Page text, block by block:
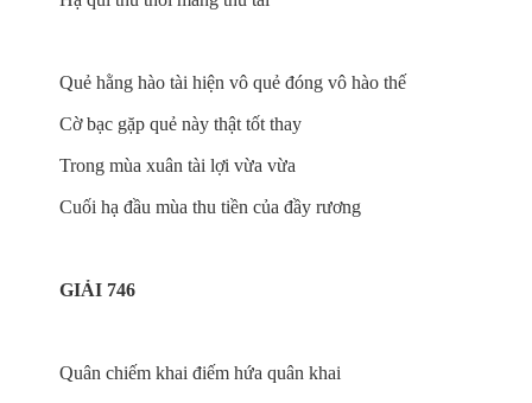
Quẻ hằng hào tài hiện vô quẻ đóng vô hào thế
Cờ bạc gặp quẻ này thật tốt thay
Trong mùa xuân tài lợi vừa vừa
Cuối hạ đầu mùa thu tiền của đầy rương
GIẢI 746
Quân chiếm khai điếm hứa quân khai